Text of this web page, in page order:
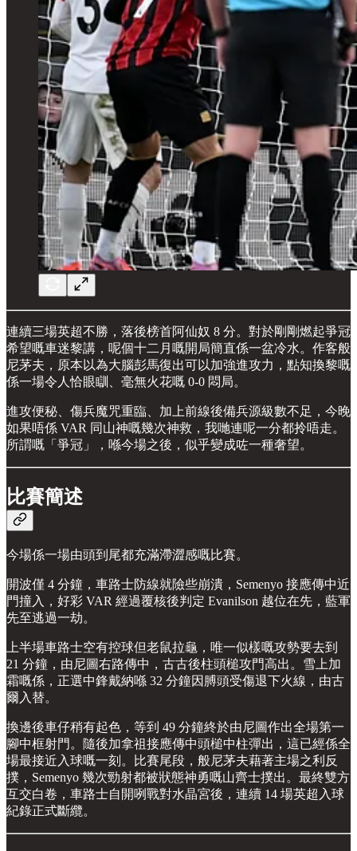
連續三場英超不勝，落後榜首阿仙奴 8 分。對於剛剛燃起爭冠
希望嘅車迷黎講，呢個十二月嘅開局簡直係一盆冷水。作客般
尼茅夫，原本以為大腦彭馬復出可以加強進攻力，點知換黎嘅
係一場令人恰眼瞓、毫無火花嘅 0-0 悶局。
進攻便秘、傷兵魔咒重臨、加上前線後備兵源級數不足，今晚
如果唔係 VAR 同山神嘅幾次神救，我哋連呢一分都拎唔走。
所謂嘅「爭冠」，喺今場之後，似乎變成咗一種奢望。
比賽簡述
今場係一場由頭到尾都充滿滯澀感嘅比賽。
開波僅 4 分鐘，車路士防線就險些崩潰，Semenyo 接應傳中近
門撞入，好彩 VAR 經過覆核後判定 Evanilson 越位在先，藍軍
先至逃過一劫。
上半場車路士空有控球但老鼠拉龜，唯一似樣嘅攻勢要去到
21 分鐘，由尼圖右路傳中，古古後柱頭槌攻門高出。雪上加
霜嘅係，正選中鋒戴納喺 32 分鐘因膊頭受傷退下火線，由古
爾入替。
換邊後車仔稍有起色，等到 49 分鐘終於由尼圖作出全場第一
腳中框射門。隨後加拿祖接應傳中頭槌中柱彈出，這已經係全
場最接近入球嘅一刻。比賽尾段，般尼茅夫藉著主場之利反
撲，Semenyo 幾次勁射都被狀態神勇嘅山齊士撲出。最終雙方
互交白卷，車路士自開咧戰對水晶宮後，連續 14 場英超入球
紀錄正式斷纜。